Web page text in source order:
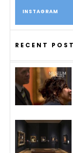
INSTAGRAM
RECENT